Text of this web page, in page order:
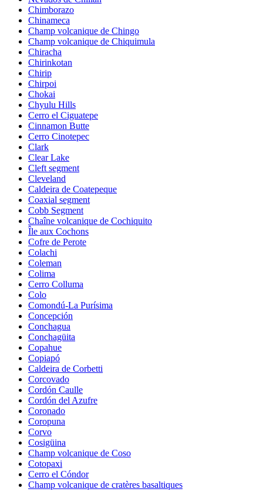
Chimborazo
Chinameca
Champ volcanique de Chingo
Champ volcanique de Chiquimula
Chiracha
Chirinkotan
Chirip
Chirpoi
Chokai
Chyulu Hills
Cerro el Ciguatepe
Cinnamon Butte
Cerro Cinotepec
Clark
Clear Lake
Cleft segment
Cleveland
Caldeira de Coatepeque
Coaxial segment
Cobb Segment
Chaîne volcanique de Cochiquito
Île aux Cochons
Cofre de Perote
Colachi
Coleman
Colima
Cerro Colluma
Colo
Comondú-La Purísima
Concepción
Conchagua
Conchagüita
Copahue
Copiapó
Caldeira de Corbetti
Corcovado
Cordón Caulle
Cordón del Azufre
Coronado
Coropuna
Corvo
Cosigüina
Champ volcanique de Coso
Cotopaxi
Cerro el Cóndor
Champ volcanique de cratères basaltiques